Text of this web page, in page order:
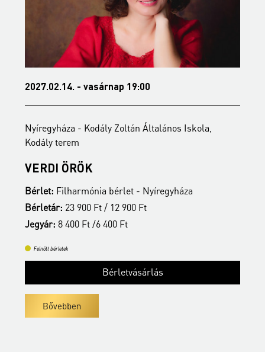
2027.04.06. - kedd 19:00
Nyíregyháza - Kodály Zoltán Általános Iskola,
Kodály terem
ÉRDI TAMÁS ZONGORAESTJE
Bérlet:Filharmónia bérlet - Nyíregyháza
Bérletár:23 900 Ft / 12 900 Ft
Jegyár:8 400 Ft /6 400 Ft
Felnőtt bérletek
Bérletvásárlás
Bővebben